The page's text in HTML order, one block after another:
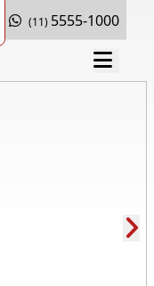
(11) 5555-1000